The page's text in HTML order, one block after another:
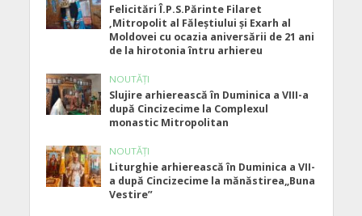
Felicitări Î.P.S.Părinte Filaret
,Mitropolit al Făleștiului și Exarh al
Moldovei cu ocazia aniversării de 21 ani
de la hirotonia întru arhiereu
NOUTĂȚI
Slujire arhierească în Duminica a VIII-a
după Cincizecime la Complexul
monastic Mitropolitan
NOUTĂȚI
Liturghie arhierească în Duminica a VII-
a după Cincizecime la mănăstirea„Buna
Vestire”